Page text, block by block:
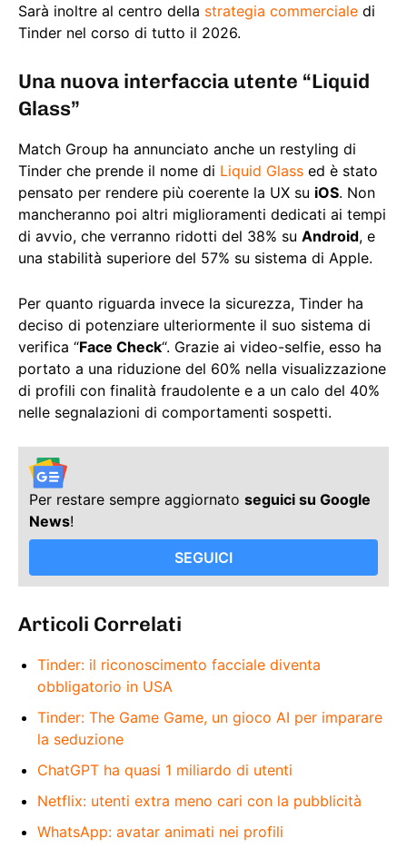
Sarà inoltre al centro della strategia commerciale di
Tinder nel corso di tutto il 2026.
Una nuova interfaccia utente “Liquid
Glass”
Match Group ha annunciato anche un restyling di
Tinder che prende il nome di Liquid Glass ed è stato
pensato per rendere più coerente la UX su iOS. Non
mancheranno poi altri miglioramenti dedicati ai tempi
di avvio, che verranno ridotti del 38% su Android, e
una stabilità superiore del 57% su sistema di Apple.
Per quanto riguarda invece la sicurezza, Tinder ha
deciso di potenziare ulteriormente il suo sistema di
verifica “Face Check“. Grazie ai video-selfie, esso ha
portato a una riduzione del 60% nella visualizzazione
di profili con finalità fraudolente e a un calo del 40%
nelle segnalazioni di comportamenti sospetti.
Per restare sempre aggiornato seguici su Google
News!
SEGUICI
Articoli Correlati
Tinder: il riconoscimento facciale diventa
obbligatorio in USA
Tinder: The Game Game, un gioco AI per imparare
la seduzione
ChatGPT ha quasi 1 miliardo di utenti
Netflix: utenti extra meno cari con la pubblicità
WhatsApp: avatar animati nei profili